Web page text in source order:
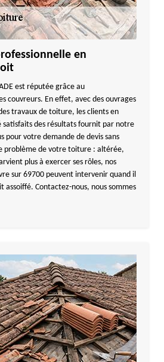
en
est réputée grâce au
couvreurs. En effet, avec des ouvrages
travaux de toiture, les clients en
satisfaits des résultats fournit par notre
pour votre demande de devis sans
problème de votre toiture : altérée,
plus à exercer ses rôles, nos
sur 69700 peuvent intervenir quand il
Contactez-nous, nous sommes